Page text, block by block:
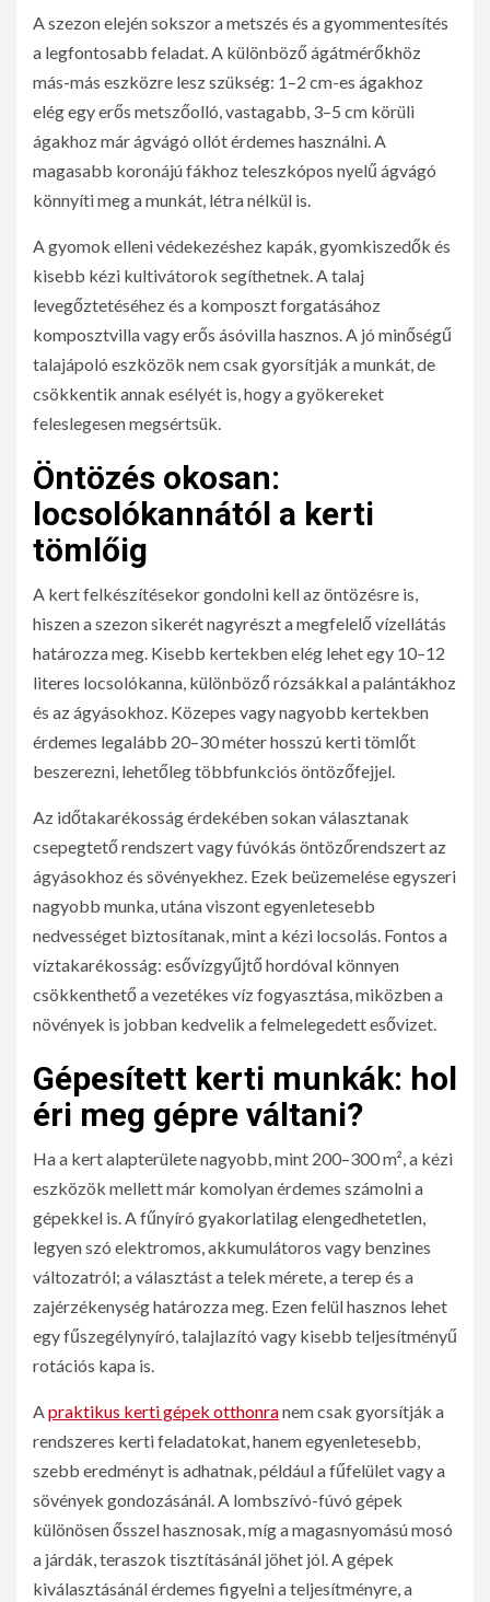
A szezon elején sokszor a metszés és a gyommentesítés
a legfontosabb feladat. A különböző ágátmérőkhöz
más-más eszközre lesz szükség: 1–2 cm-es ágakhoz
elég egy erős metszőolló, vastagabb, 3–5 cm körüli
ágakhoz már ágvágó ollót érdemes használni. A
magasabb koronájú fákhoz teleszkópos nyelű ágvágó
könnyíti meg a munkát, létra nélkül is.
A gyomok elleni védekezéshez kapák, gyomkiszedők és
kisebb kézi kultivátorok segíthetnek. A talaj
levegőztetéséhez és a komposzt forgatásához
komposztvilla vagy erős ásóvilla hasznos. A jó minőségű
talajápoló eszközök nem csak gyorsítják a munkát, de
csökkentik annak esélyét is, hogy a gyökereket
feleslegesen megsértsük.
Öntözés okosan:
locsolókannától a kerti
tömlőig
A kert felkészítésekor gondolni kell az öntözésre is,
hiszen a szezon sikerét nagyrészt a megfelelő vízellátás
határozza meg. Kisebb kertekben elég lehet egy 10–12
literes locsolókanna, különböző rózsákkal a palántákhoz
és az ágyásokhoz. Közepes vagy nagyobb kertekben
érdemes legalább 20–30 méter hosszú kerti tömlőt
beszerezni, lehetőleg többfunkciós öntözőfejjel.
Az időtakarékosság érdekében sokan választanak
csepegtető rendszert vagy fúvókás öntözőrendszert az
ágyásokhoz és sövényekhez. Ezek beüzemelése egyszeri
nagyobb munka, utána viszont egyenletesebb
nedvességet biztosítanak, mint a kézi locsolás. Fontos a
víztakarékosság: esővízgyűjtő hordóval könnyen
csökkenthető a vezetékes víz fogyasztása, miközben a
növények is jobban kedvelik a felmelegedett esővizet.
Gépesített kerti munkák: hol
éri meg gépre váltani?
Ha a kert alapterülete nagyobb, mint 200–300 m², a kézi
eszközök mellett már komolyan érdemes számolni a
gépekkel is. A fűnyíró gyakorlatilag elengedhetetlen,
legyen szó elektromos, akkumulátoros vagy benzines
változatról; a választást a telek mérete, a terep és a
zajérzékenység határozza meg. Ezen felül hasznos lehet
egy fűszegélynyíró, talajlazító vagy kisebb teljesítményű
rotációs kapa is.
Apraktikus kerti gépek otthonranem csak gyorsítják a
rendszeres kerti feladatokat, hanem egyenletesebb,
szebb eredményt is adhatnak, például a fűfelület vagy a
sövények gondozásánál. A lombszívó-fúvó gépek
különösen ősszel hasznosak, míg a magasnyomású mosó
a járdák, teraszok tisztításánál jöhet jól. A gépek
kiválasztásánál érdemes figyelni a teljesítményre, a